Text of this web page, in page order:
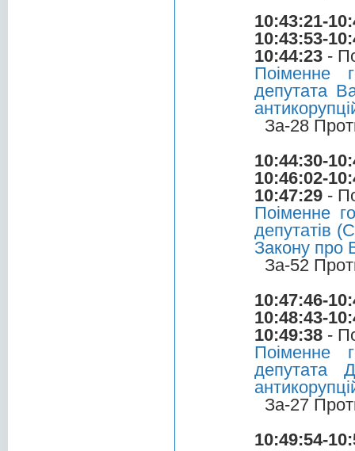
10:43:21-
10:43:53-
10:44:23 -
Поіменне
депутата
За-28
10:44:30-
10:46:02-
10:47:29 -
Поіменне
депутатів
Закону про
За-52
10:47:46-
10:48:43-
10:49:38 -
Поіменне
депутата
За-27
10:49:54-